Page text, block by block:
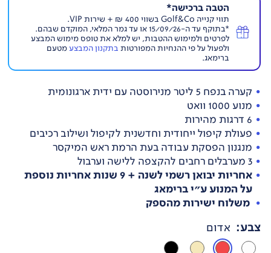
הטבה ברכישה*
תווי קנייה Golf&Co בשווי 400 ₪ + שירות VIP.
*בתוקף עד ה-15/09/26 או עד גמר המלאי, המוקדם שבהם.
לפרטים ולמימוש ההטבות, יש למלא את טופס מימוש המבצע
ולפעול על פי ההנחיות המפורטות בתקנון המבצעמטעם
ברימאג.
קערה בנפח 5 ליטר מנירוסטה עם ידית ארגונומית
מנוע 1000 וואט
6 דרגות מהירות
פעולת קיפול ייחודית וחדשנית לקיפול ושילוב רכיבים
מנגנון הפסקת עבודה בעת הרמת ראש המיקסר
3 מערבלים רחבים להקצפה ללישה וערבול
אחריות יבואן רשמי לשנה + 9 שנות אחריות נוספת
על המנוע ע"י ברימאג
משלוח ישירות מהספק
צבע: אדום